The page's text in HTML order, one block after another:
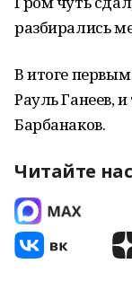
разбирались
В итоге
Рауль Ганеев,
Барбанаков.
Читайте нас